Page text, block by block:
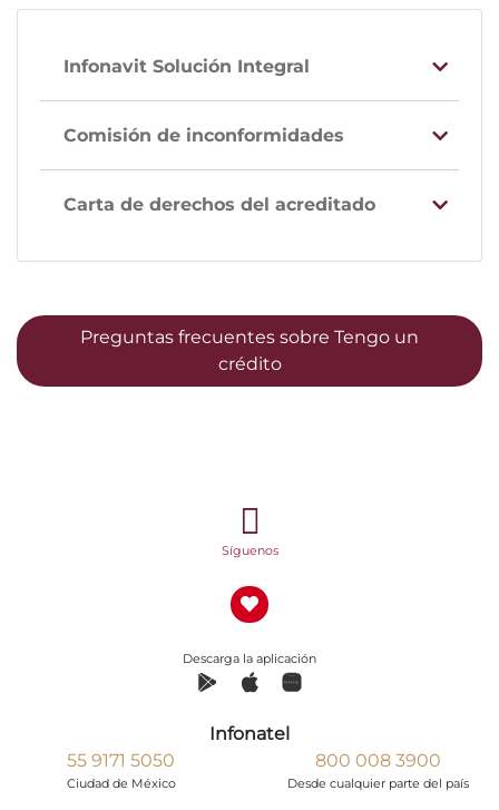
Infonavit Solución Integral
Comisión de inconformidades
Carta de derechos del acreditado
Preguntas frecuentes sobre Tengo un
crédito
Síguenos
Descarga la aplicación
Infonatel
55 9171 5050
Ciudad de México
800 008 3900
Desde cualquier parte del país